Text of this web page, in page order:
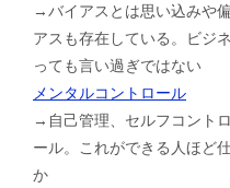
→バイアスとは思い込みや
アスも存在している。ビジ
っても言い過ぎではない
メンタルコントロール
→自己管理、セルフコント
ール。これができる人ほど
か